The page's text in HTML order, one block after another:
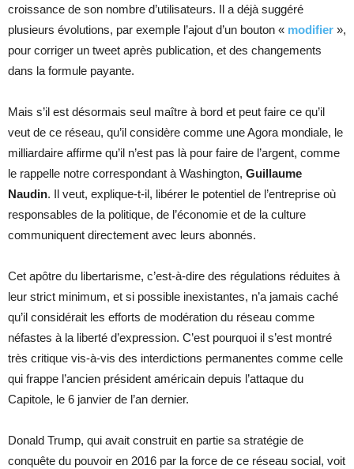
croissance de son nombre d’utilisateurs. Il a déjà suggéré
plusieurs évolutions, par exemple l’ajout d’un bouton « modifier »,
pour corriger un tweet après publication, et des changements
dans la formule payante.
Mais s’il est désormais seul maître à bord et peut faire ce qu’il
veut de ce réseau, qu’il considère comme une Agora mondiale, le
milliardaire affirme qu’il n’est pas là pour faire de l’argent, comme
le rappelle notre correspondant à Washington, Guillaume
Naudin. Il veut, explique-t-il, libérer le potentiel de l’entreprise où
responsables de la politique, de l’économie et de la culture
communiquent directement avec leurs abonnés.
Cet apôtre du libertarisme, c’est-à-dire des régulations réduites à
leur strict minimum, et si possible inexistantes, n’a jamais caché
qu’il considérait les efforts de modération du réseau comme
néfastes à la liberté d’expression. C’est pourquoi il s’est montré
très critique vis-à-vis des interdictions permanentes comme celle
qui frappe l’ancien président américain depuis l’attaque du
Capitole, le 6 janvier de l’an dernier.
Donald Trump, qui avait construit en partie sa stratégie de
conquête du pouvoir en 2016 par la force de ce réseau social, voit